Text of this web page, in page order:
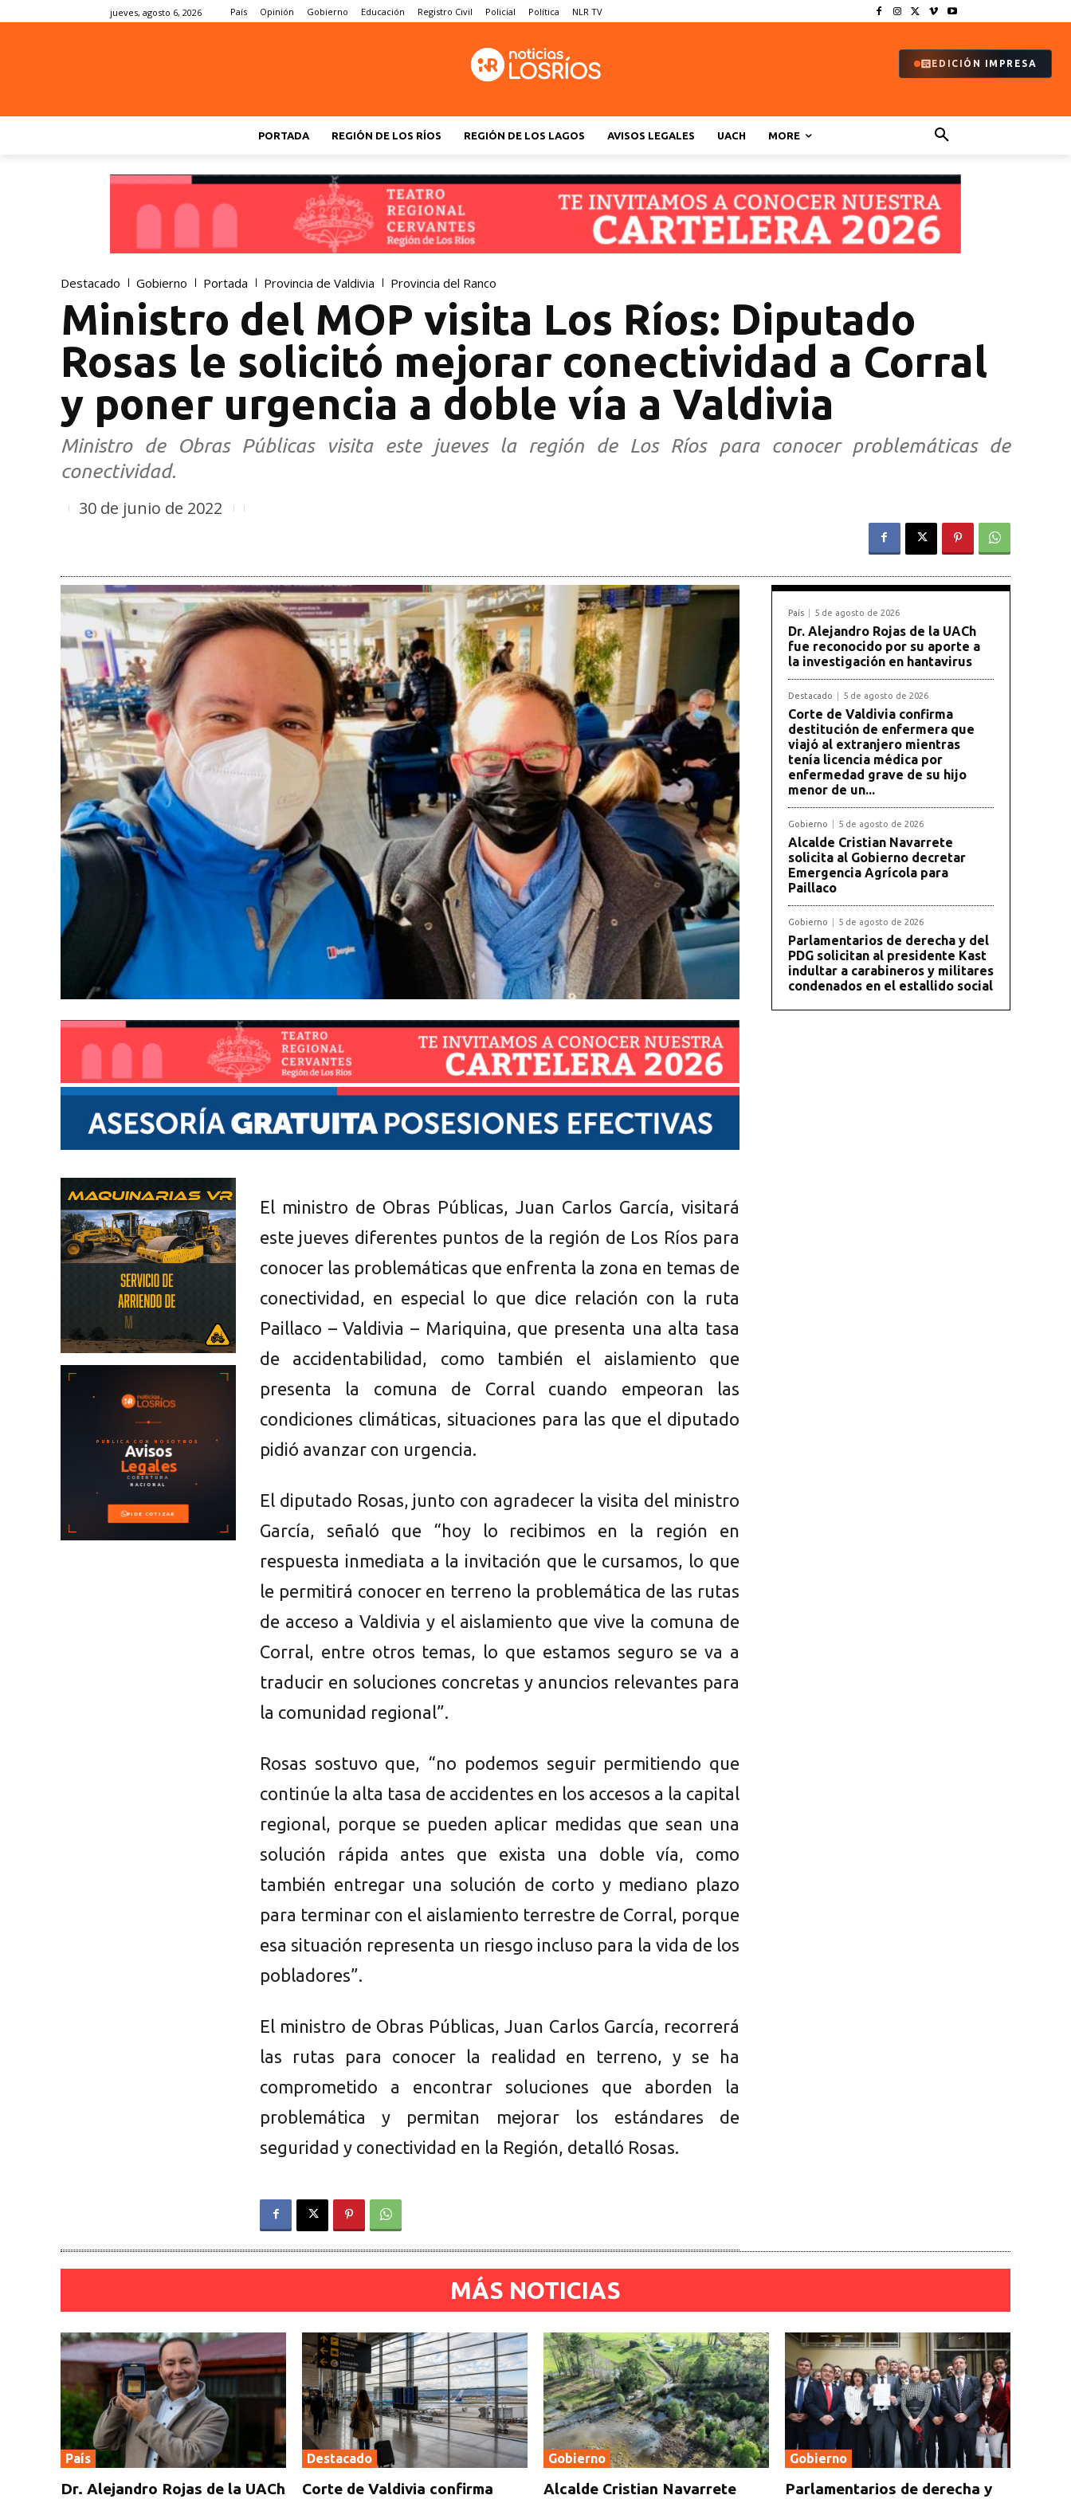
jueves, agosto 6, 2026 País Opinión Gobierno Educación Registro Civil Policial Política NLR TV
EDICIÓN IMPRESA
PORTADA REGIÓN DE LOS RÍOS REGIÓN DE LOS LAGOS AVISOS LEGALES UACH MORE
Destacado Gobierno Portada Provincia de Valdivia Provincia del Ranco
Ministro del MOP visita Los Ríos: Diputado
Rosas le solicitó mejorar conectividad a Corral
y poner urgencia a doble vía a Valdivia
Ministro de Obras Públicas visita este jueves la región de Los Ríos para conocer problemáticas de
conectividad.
30 de junio de 2022
El ministro de Obras Públicas, Juan Carlos García, visitará
este jueves diferentes puntos de la región de Los Ríos para
conocer las problemáticas que enfrenta la zona en temas de
conectividad, en especial lo que dice relación con la ruta
Paillaco – Valdivia – Mariquina, que presenta una alta tasa
de accidentabilidad, como también el aislamiento que
presenta la comuna de Corral cuando empeoran las
condiciones climáticas, situaciones para las que el diputado
pidió avanzar con urgencia.
El diputado Rosas, junto con agradecer la visita del ministro
García, señaló que “hoy lo recibimos en la región en
respuesta inmediata a la invitación que le cursamos, lo que
le permitirá conocer en terreno la problemática de las rutas
de acceso a Valdivia y el aislamiento que vive la comuna de
Corral, entre otros temas, lo que estamos seguro se va a
traducir en soluciones concretas y anuncios relevantes para
la comunidad regional”.
Rosas sostuvo que, “no podemos seguir permitiendo que
continúe la alta tasa de accidentes en los accesos a la capital
regional, porque se pueden aplicar medidas que sean una
solución rápida antes que exista una doble vía, como
también entregar una solución de corto y mediano plazo
para terminar con el aislamiento terrestre de Corral, porque
esa situación representa un riesgo incluso para la vida de los
pobladores”.
El ministro de Obras Públicas, Juan Carlos García, recorrerá
las rutas para conocer la realidad en terreno, y se ha
comprometido a encontrar soluciones que aborden la
problemática y permitan mejorar los estándares de
seguridad y conectividad en la Región, detalló Rosas.
País 5 de agosto de 2026
Dr. Alejandro Rojas de la UACh
fue reconocido por su aporte a
la investigación en hantavirus
Destacado 5 de agosto de 2026
Corte de Valdivia confirma
destitución de enfermera que
viajó al extranjero mientras
tenía licencia médica por
enfermedad grave de su hijo
menor de un...
Gobierno 5 de agosto de 2026
Alcalde Cristian Navarrete
solicita al Gobierno decretar
Emergencia Agrícola para
Paillaco
Gobierno 5 de agosto de 2026
Parlamentarios de derecha y del
PDG solicitan al presidente Kast
indultar a carabineros y militares
condenados en el estallido social
MÁS NOTICIAS
País
Dr. Alejandro Rojas de la UACh
Destacado
Corte de Valdivia confirma
Gobierno
Alcalde Cristian Navarrete
Gobierno
Parlamentarios de derecha y